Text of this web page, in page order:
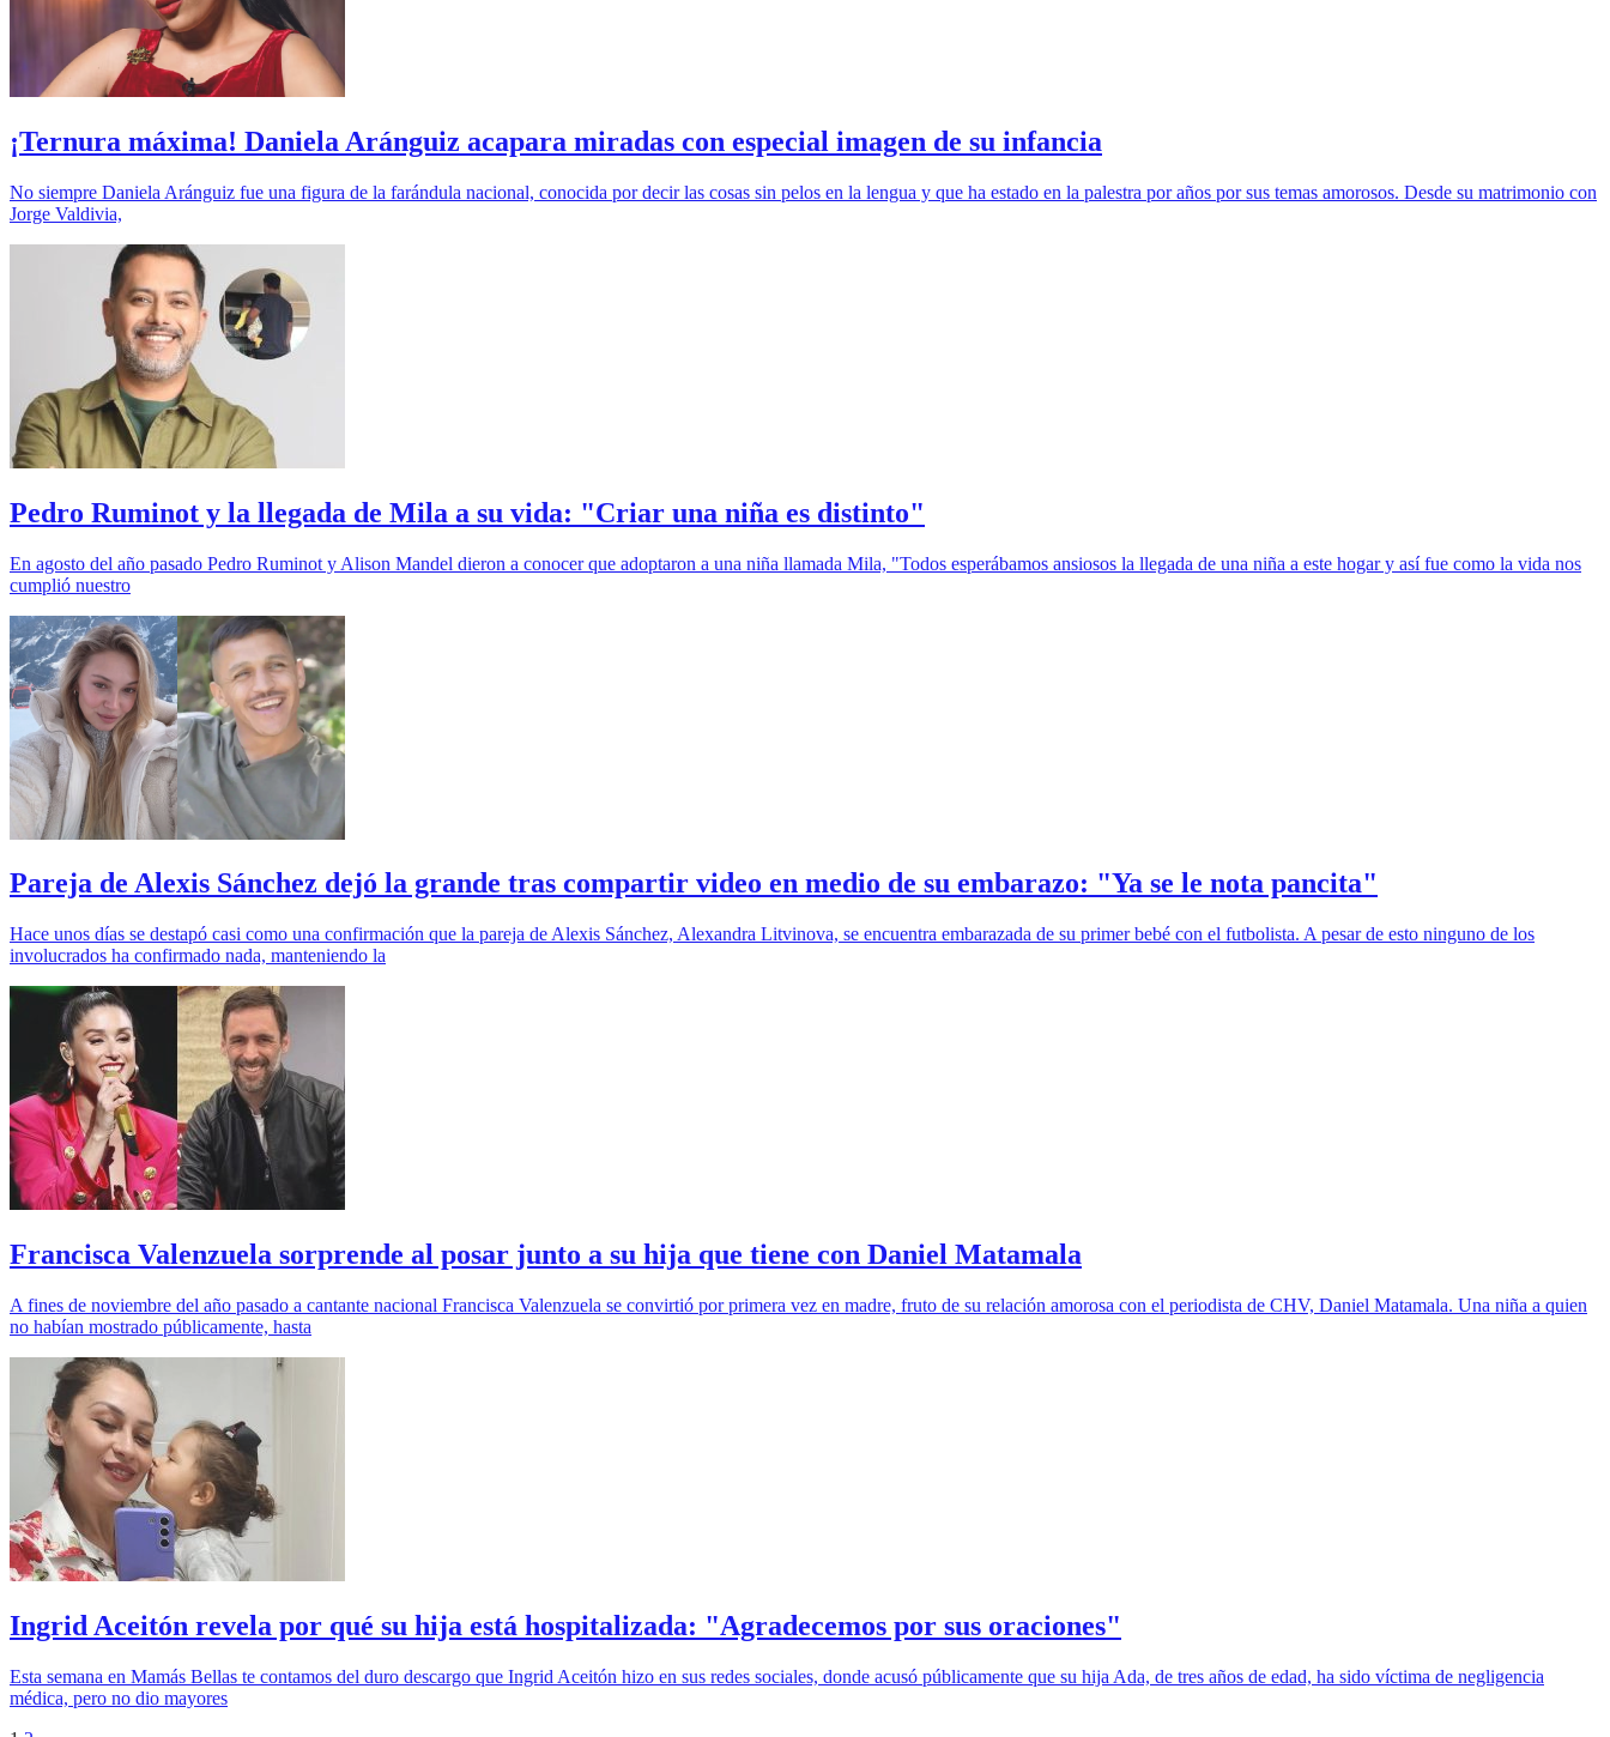
¡Ternura máxima! Daniela Aránguiz acapara miradas con especial imagen de su infancia
No siempre Daniela Aránguiz fue una figura de la farándula nacional, conocida por decir las cosas sin pelos en la lengua y que ha estado en la palestra por años por sus temas amorosos. Desde su matrimonio con
Jorge Valdivia,
Pedro Ruminot y la llegada de Mila a su vida: "Criar una niña es distinto"
En agosto del año pasado Pedro Ruminot y Alison Mandel dieron a conocer que adoptaron a una niña llamada Mila, "Todos esperábamos ansiosos la llegada de una niña a este hogar y así fue como la vida nos
cumplió nuestro
Pareja de Alexis Sánchez dejó la grande tras compartir video en medio de su embarazo: "Ya se le nota pancita"
Hace unos días se destapó casi como una confirmación que la pareja de Alexis Sánchez, Alexandra Litvinova, se encuentra embarazada de su primer bebé con el futbolista. A pesar de esto ninguno de los
involucrados ha confirmado nada, manteniendo la
Francisca Valenzuela sorprende al posar junto a su hija que tiene con Daniel Matamala
A fines de noviembre del año pasado a cantante nacional Francisca Valenzuela se convirtió por primera vez en madre, fruto de su relación amorosa con el periodista de CHV, Daniel Matamala. Una niña a quien
no habían mostrado públicamente, hasta
Ingrid Aceitón revela por qué su hija está hospitalizada: "Agradecemos por sus oraciones"
Esta semana en Mamás Bellas te contamos del duro descargo que Ingrid Aceitón hizo en sus redes sociales, donde acusó públicamente que su hija Ada, de tres años de edad, ha sido víctima de negligencia
médica, pero no dio mayores